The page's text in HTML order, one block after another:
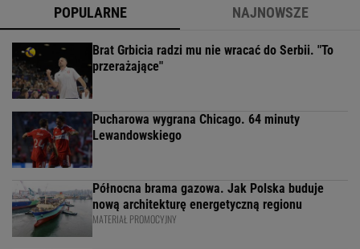
POPULARNE NAJNOWSZE
Brat Grbicia radzi mu nie wracać do Serbii. "To
przerażające"
Pucharowa wygrana Chicago. 64 minuty
Lewandowskiego
Północna brama gazowa. Jak Polska buduje
nową architekturę energetyczną regionu
MATERIAŁ PROMOCYJNY